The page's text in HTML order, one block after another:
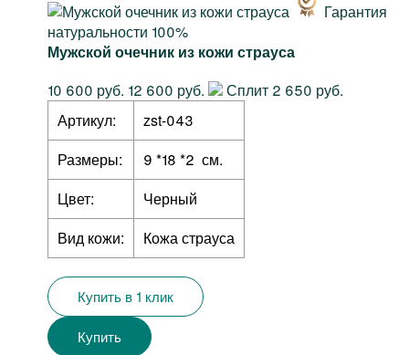
Гарантия
натуральности 100%
Мужской очечник из кожи страуса
10 600 руб. 12 600 руб.
Сплит 2 650 руб.
Артикул:
zst-043
Размеры:
9 *18 *2 см.
Цвет:
Черный
Вид кожи:
Кожа страуса
Купить в 1 клик
Купить